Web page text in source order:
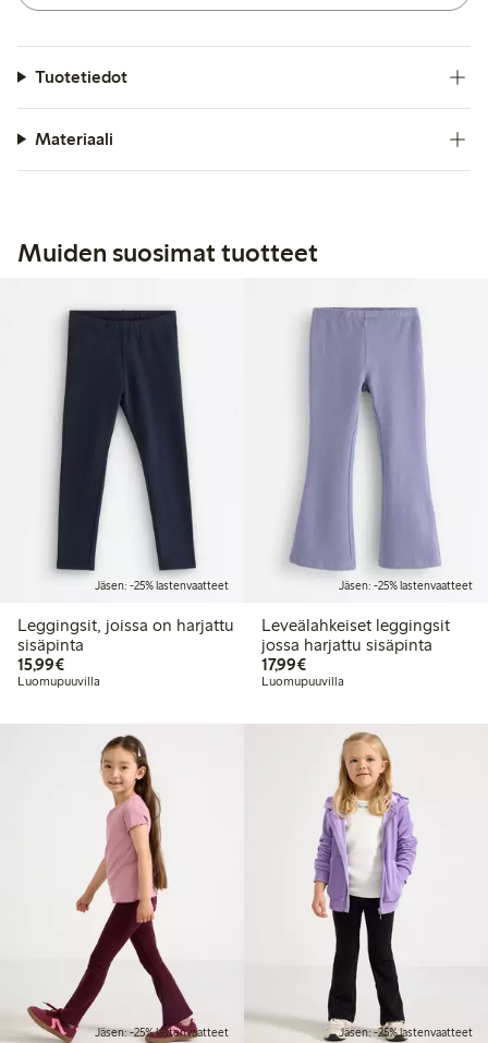
Tuotetiedot
Materiaali
Muiden suosimat tuotteet
Jäsen: -25% lastenvaatteet
Leggingsit, joissa on harjattu
sisäpinta
15,99€15,99 €
Luomupuuvilla
Jäsen: -25% lastenvaatteet
Leveälahkeiset leggingsit
jossa harjattu sisäpinta
17,99€17,99 €
Luomupuuvilla
Jäsen: -25% lastenvaatteet Jäsen: -25% lastenvaatteet